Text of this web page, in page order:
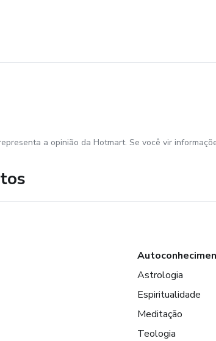
a opinião da Hotmart. Se você vir
Astrologia
Espiritualidade
Meditação
Teologia